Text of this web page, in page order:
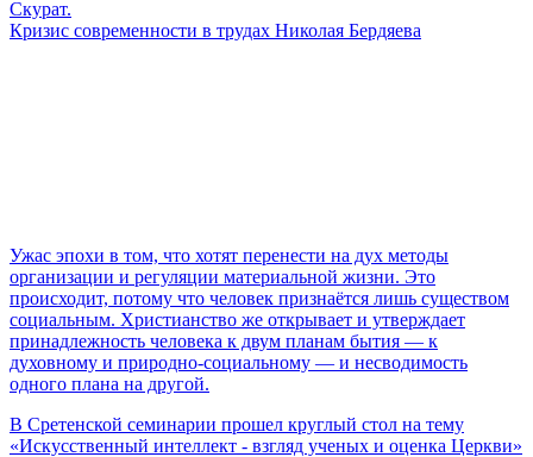
Скурат.
Кризис современности в трудах Николая Бердяева
Ужас эпохи в том, что хотят перенести на дух методы
организации и регуляции материальной жизни. Это
происходит, потому что человек признаётся лишь существом
социальным. Христианство же открывает и утверждает
принадлежность человека к двум планам бытия ― к
духовному и природно-социальному ― и несводимость
одного плана на другой.
В Сретенской семинарии прошел круглый стол на тему
«Искусственный интеллект - взгляд ученых и оценка Церкви»